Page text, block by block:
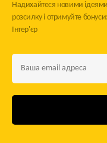
Надихайтеся новими
розсилку і отримуйте
Інтер'єр